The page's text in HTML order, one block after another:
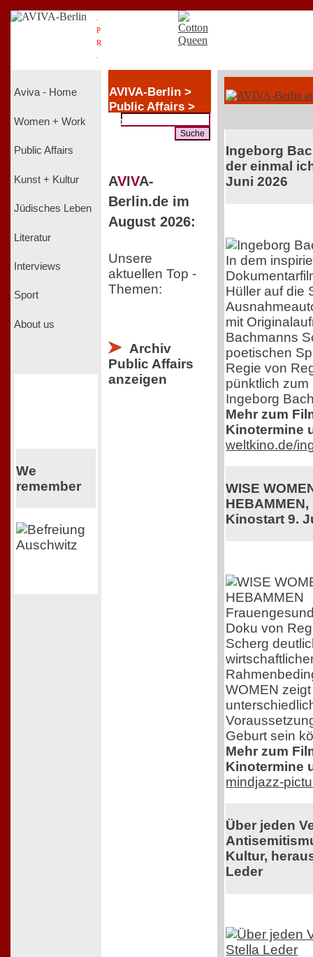
P
R
Aviva - Home
Women + Work
Public Affairs
Kunst + Kultur
Jüdisches Leben
Literatur
Interviews
Sport
About us
We
remember
AVIVA-Berlin >
Public Affairs >
Politik +
AVIVA-
Berlin.de im
August 2026:
Unsere
aktuellen Top -
Themen:
Archiv
Public Affairs
anzeigen
Ingeborg
der einmal
Juni 2026
In dem
Hüller auf die
mit
Bachmanns
poetischen
Regie von
pünktlich
Ingeborg
Mehr zum
Kinotermine
weltkino.de/
WISE
Kinostart 9.
Doku von
Scherg
WOMEN
Geburt sein
Mehr zum
Kinotermine
mindjazz-
Über jeden
Kultur,
Leder